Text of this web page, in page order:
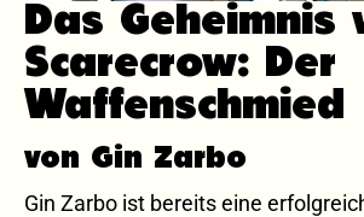
Das Geheimnis
Scarecrow: Der
Waffenschmied
von Gin Zarbo
Gin Zarbo ist bereits eine